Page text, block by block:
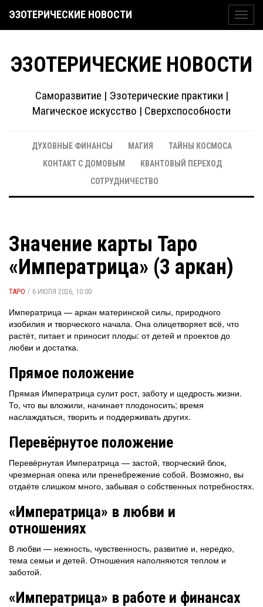
ЭЗОТЕРИЧЕСКИЕ НОВОСТИ
ЭЗОТЕРИЧЕСКИЕ НОВОСТИ
Саморазвитие | Эзотерические практики |
Магическое искусство | Сверхспособности
ДУХОВНЫЕ ФИНАНСЫ МАГИЯ
ТАЙНЫ КОСМОСА
КОНТАКТ С ДОМОВЫМ
КВАНТОВЫЙ ПЕРЕХОД
СОТРУДНИЧЕСТВО
Значение карты Таро
«Императрица» (3 аркан)
ТАРО / 6 ИЮЛЯ 2026, 10:00
Императрица — аркан материнской силы, природного
изобилия и творческого начала. Она олицетворяет всё, что
растёт, питает и приносит плоды: от детей и проектов до
любви и достатка.
Прямое положение
Прямая Императрица сулит рост, заботу и щедрость жизни.
То, что вы вложили, начинает плодоносить; время
наслаждаться, творить и поддерживать других.
Перевёрнутое положение
Перевёрнутая Императрица — застой, творческий блок,
чрезмерная опека или пренебрежение собой. Возможно, вы
отдаёте слишком много, забывая о собственных потребностях.
«Императрица» в любви и
отношениях
В любви — нежность, чувственность, развитие и, нередко,
тема семьи и детей. Отношения наполняются теплом и
заботой.
«Императрица» в работе и финансах